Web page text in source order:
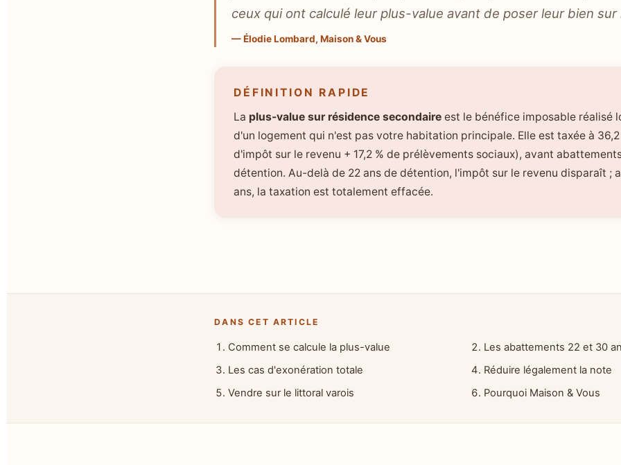
ceux qui ont calculé leur plus-value avant de poser leur bien sur
— Élodie Lombard, Maison & Vous
DÉFINITION RAPIDE
La plus-value sur résidence secondaire est le bénéfice imposable réalisé
d'un logement qui n'est pas votre habitation principale. Elle est taxée à 36,2
d'impôt sur le revenu + 17,2 % de prélèvements sociaux), avant
détention. Au-delà de 22 ans de détention, l'impôt sur le revenu disparaît ;
ans, la taxation est totalement effacée.
DANS CET ARTICLE
Comment se calcule la plus-value
Les abattements 22 et 30
Les cas d'exonération totale
Réduire légalement la note
Vendre sur le littoral varois
Pourquoi Maison & Vous